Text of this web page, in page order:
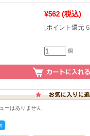
¥562 (税込)
[ポイント還元
個
ーはありません